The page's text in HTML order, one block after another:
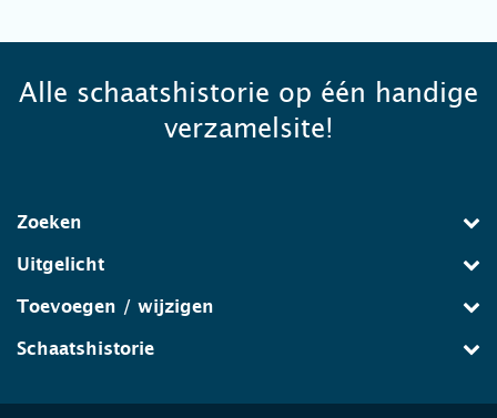
Alle schaatshistorie op één handige
verzamelsite!
Zoeken
Uitgelicht
Toevoegen / wijzigen
Schaatshistorie